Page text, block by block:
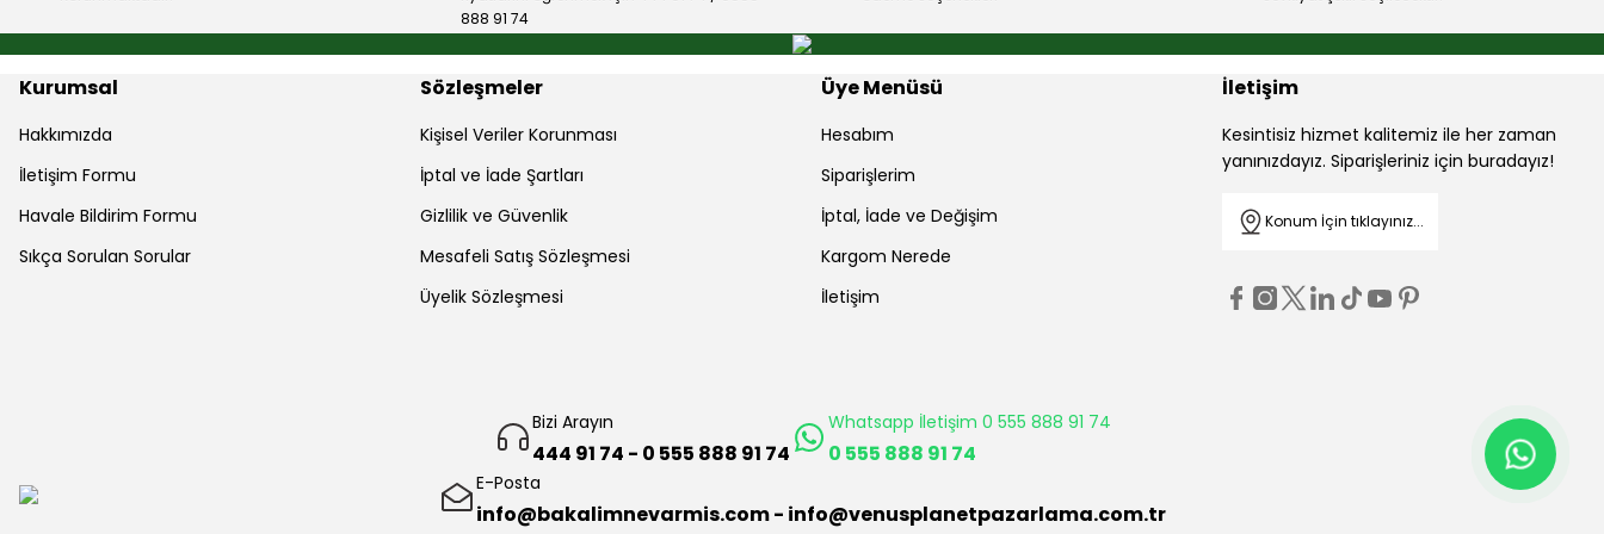
888 91 74
Kurumsal
Hakkımızda
İletişim Formu
Havale Bildirim Formu
Sıkça Sorulan Sorular
Sözleşmeler
Kişisel Veriler Korunması
İptal ve İade Şartları
Gizlilik ve Güvenlik
Mesafeli Satış Sözleşmesi
Üyelik Sözleşmesi
Üye Menüsü
Hesabım
Siparişlerim
İptal, İade ve Değişim
Kargom Nerede
İletişim
İletişim
Kesintisiz hizmet kalitemiz ile her zaman
yanınızdayız. Siparişleriniz için buradayız!
Konum İçin tıklayınız...
Bizi Arayın
444 91 74 - 0 555 888 91 74
Whatsapp İletişim 0 555 888 91 74
0 555 888 91 74
E-Posta
info@bakalimnevarmis.com - info@venusplanetpazarlama.com.tr